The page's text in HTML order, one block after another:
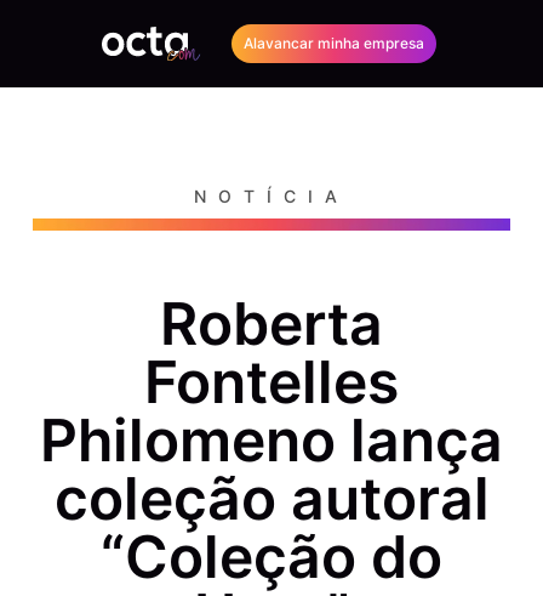
Alavancar minha empresa
NOTÍCIA
Roberta
Fontelles
Philomeno lança
coleção autoral
“Coleção do